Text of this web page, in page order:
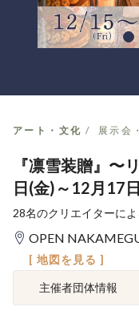
アート・文化 展示会
『凛雪装贈』
日(金)～12月17
28名のクリエイターに
OPEN
[ 地図を見る ]
主催者団体情報